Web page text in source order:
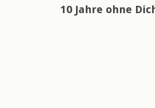
10 Jahre ohne